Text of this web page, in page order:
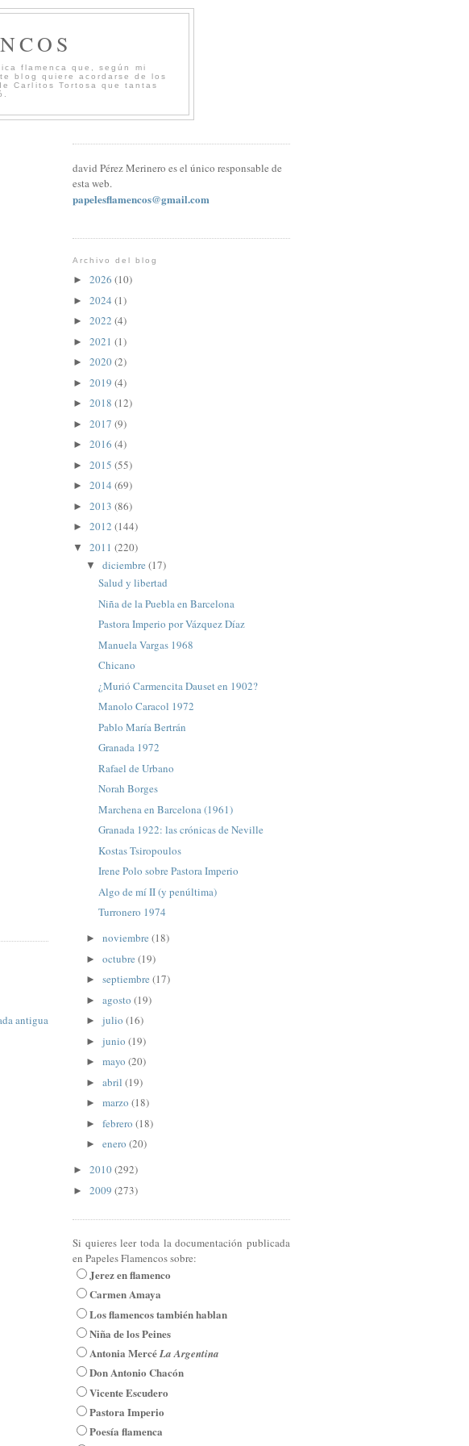
flamenca que, según mi
blog quiere acordarse de los
Carlitos Tortosa que tantas
antigua
david Pérez Merinero es el único responsable de
esta web.
papelesflamencos@gmail.com
Archivo del blog
► 2026 (10)
► 2024 (1)
► 2022 (4)
► 2021 (1)
► 2020(2)
► 2019 (4)
► 2018 (12)
► 2017 (9)
► 2016 (4)
► 2015 (55)
► 2014 (69)
► 2013 (86)
► 2012 (144)
▼ 2011 (220)
▼ diciembre (17)
Salud y libertad
Niña de la Puebla en Barcelona
Pastora Imperio por Vázquez Díaz
Manuela Vargas 1968
Chicano
¿Murió Carmencita Dauset en 1902?
Manolo Caracol 1972
Pablo María Bertrán
Granada 1972
Rafael de Urbano
Norah Borges
Marchena en Barcelona (1961)
Granada 1922: las crónicas de Neville
Kostas Tsiropoulos
Irene Polo sobre Pastora Imperio
Algo de mí II (y penúltima)
Turronero 1974
► noviembre (18)
► octubre (19)
► septiembre (17)
► agosto (19)
► julio (16)
► junio (19)
► mayo (20)
► abril (19)
► marzo (18)
► febrero (18)
► enero (20)
► 2010(292)
► 2009 (273)
Si quieres leer toda la documentación publicada
en Papeles Flamencos sobre:
Jerez en flamenco
Carmen Amaya
Los flamencos también hablan
Niña de los Peines
Antonia MercéLa Argentina
Don Antonio Chacón
Vicente Escudero
Pastora Imperio
Poesía flamenca